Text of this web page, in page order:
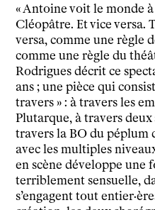
« Antoine voit le monde
Cléopâtre. Et vice versa.
versa, comme une règle
comme une règle du
Rodrigues décrit ce
ans ; une pièce qui
travers » : à travers les
Plutarque, à travers
travers la BO du
avec les multiples
en scène développe une
terriblement sensuelle,
s’engagent tout